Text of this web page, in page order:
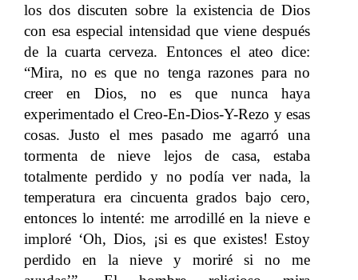
los dos discuten sobre la existencia de Dios
con esa especial intensidad que viene después
de la cuarta cerveza. Entonces el ateo dice:
“Mira, no es que no tenga razones para no
creer en Dios, no es que nunca haya
experimentado el Creo-En-Dios-Y-Rezo y esas
cosas. Justo el mes pasado me agarró una
tormenta de nieve lejos de casa, estaba
totalmente perdido y no podía ver nada, la
temperatura era cincuenta grados bajo cero,
entonces lo intenté: me arrodillé en la nieve e
imploré ‘Oh, Dios, ¡si es que existes! Estoy
perdido en la nieve y moriré si no me